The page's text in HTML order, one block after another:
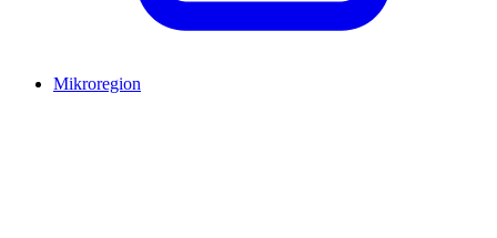
Mikroregion